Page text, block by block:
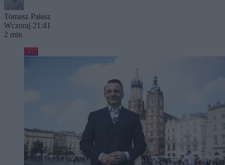
Tomasz Pałasz
Wczoraj 21:41
2 min
Kraj